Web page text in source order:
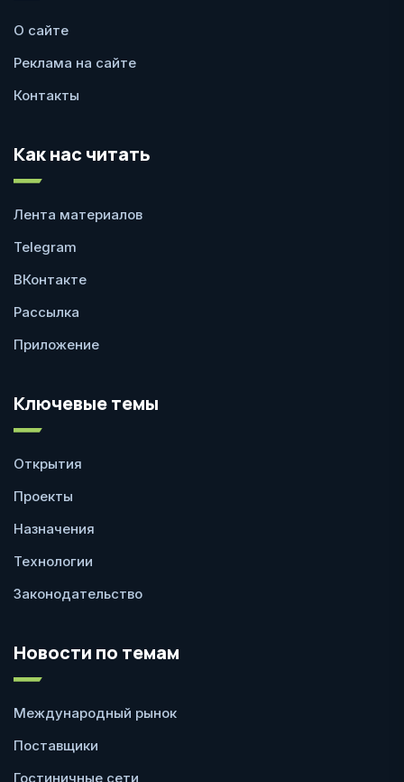
О сайте
Реклама на сайте
Контакты
Как нас читать
Лента материалов
Telegram
ВКонтакте
Рассылка
Приложение
Ключевые темы
Открытия
Проекты
Назначения
Технологии
Законодательство
Новости по темам
Международный рынок
Поставщики
Гостиничные сети